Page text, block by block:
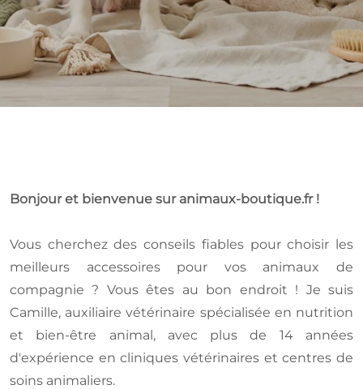
Bonjour et bienvenue sur animaux-boutique.fr !
Vous cherchez des conseils fiables pour choisir les
meilleurs accessoires pour vos animaux de
compagnie ? Vous êtes au bon endroit ! Je suis
Camille, auxiliaire vétérinaire spécialisée en nutrition
et bien-être animal, avec plus de 14 années
d'expérience en cliniques vétérinaires et centres de
soins animaliers.